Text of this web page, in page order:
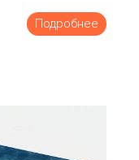
Подробнее